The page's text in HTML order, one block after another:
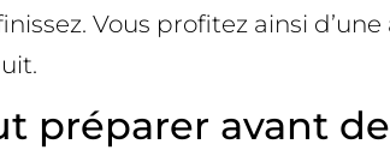
Vous profitez ainsi
préparer avant